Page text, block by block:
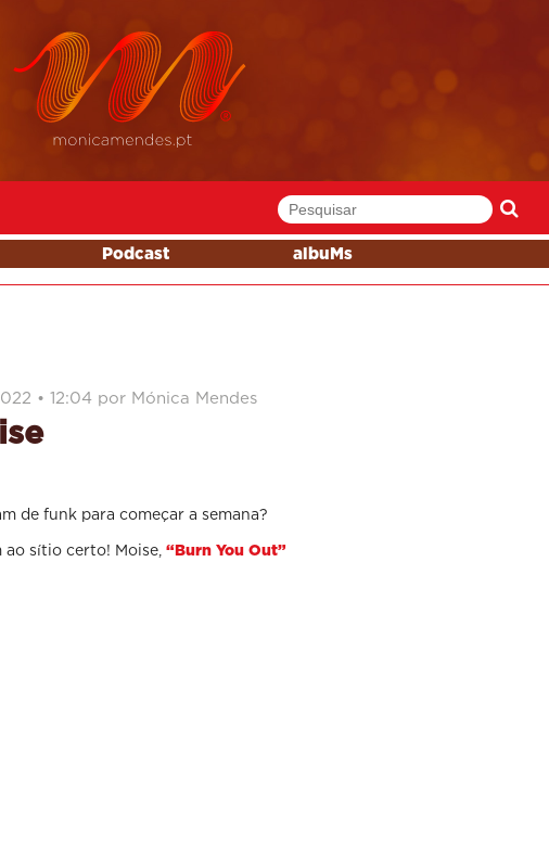
Podcast albuMs
• 12:04 por Mónica Mendes
de funk para começar a semana?
ao sítio certo! Moise, “Burn You Out”